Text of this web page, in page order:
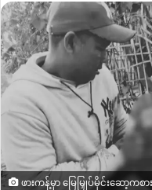
email
ဖားကန့်မှာ မြေမြှုပ်မိုင်းဆော့က